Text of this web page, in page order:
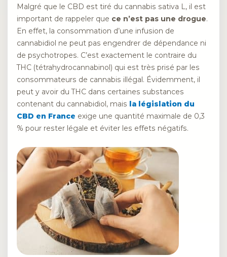
Malgré que le CBD est tiré du cannabis sativa L, il est
important de rappeler que ce n’est pas une drogue.
En effet, la consommation d’une infusion de
cannabidiol ne peut pas engendrer de dépendance ni
de psychotropes. C’est exactement le contraire du
THC (tétrahydrocannabinol) qui est très prisé par les
consommateurs de cannabis illégal. Évidemment, il
peut y avoir du THC dans certaines substances
contenant du cannabidiol, mais la législation du
CBD en France exige une quantité maximale de 0,3
% pour rester légale et éviter les effets négatifs.